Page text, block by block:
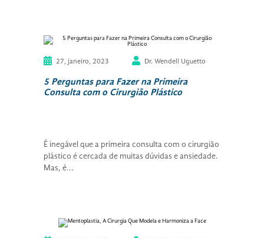
27, janeiro, 2023 Dr. Wendell Uguetto
5 Perguntas para Fazer na Primeira
Consulta com o Cirurgião Plástico
É inegável que a primeira consulta com o cirurgião
plástico é cercada de muitas dúvidas e ansiedade.
Mas, é...